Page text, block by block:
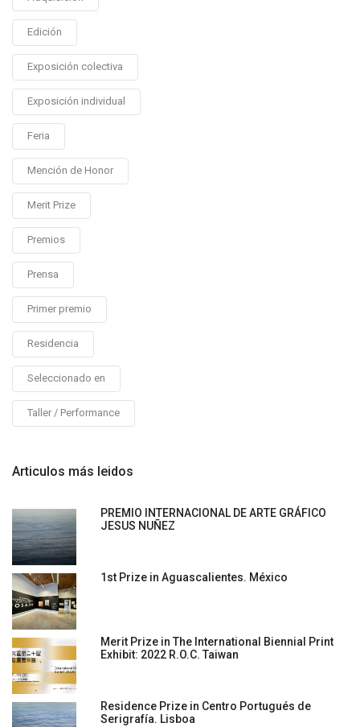
Edición
Exposición colectiva
Exposición individual
Feria
Mención de Honor
Merit Prize
Premios
Prensa
Primer premio
Residencia
Seleccionado en
Taller / Performance
Articulos más leidos
PREMIO INTERNACIONAL DE ARTE GRÁFICO
JESUS NUÑEZ
1st Prize in Aguascalientes. México
Merit Prize in The International Biennial Print
Exhibit: 2022 R.O.C. Taiwan
Residence Prize in Centro Portugués de
Serigrafía. Lisboa